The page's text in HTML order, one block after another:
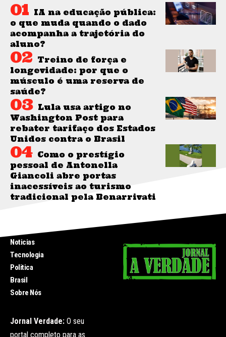
IA na educação pública:
o que muda quando o dado
acompanha a trajetória do
aluno?
Treino de força e
longevidade: por que o
músculo é uma reserva de
saúde?
Lula usa artigo no
Washington Post para
rebater tarifaço dos Estados
Unidos contra o Brasil
Como o prestígio
pessoal de Antonella
Giancoli abre portas
inacessíveis ao turismo
tradicional pela Benarrivati
Noticias
Tecnologia
Politica
Brasil
Sobre Nós
Jornal Verdade: O seu
portal completo para as